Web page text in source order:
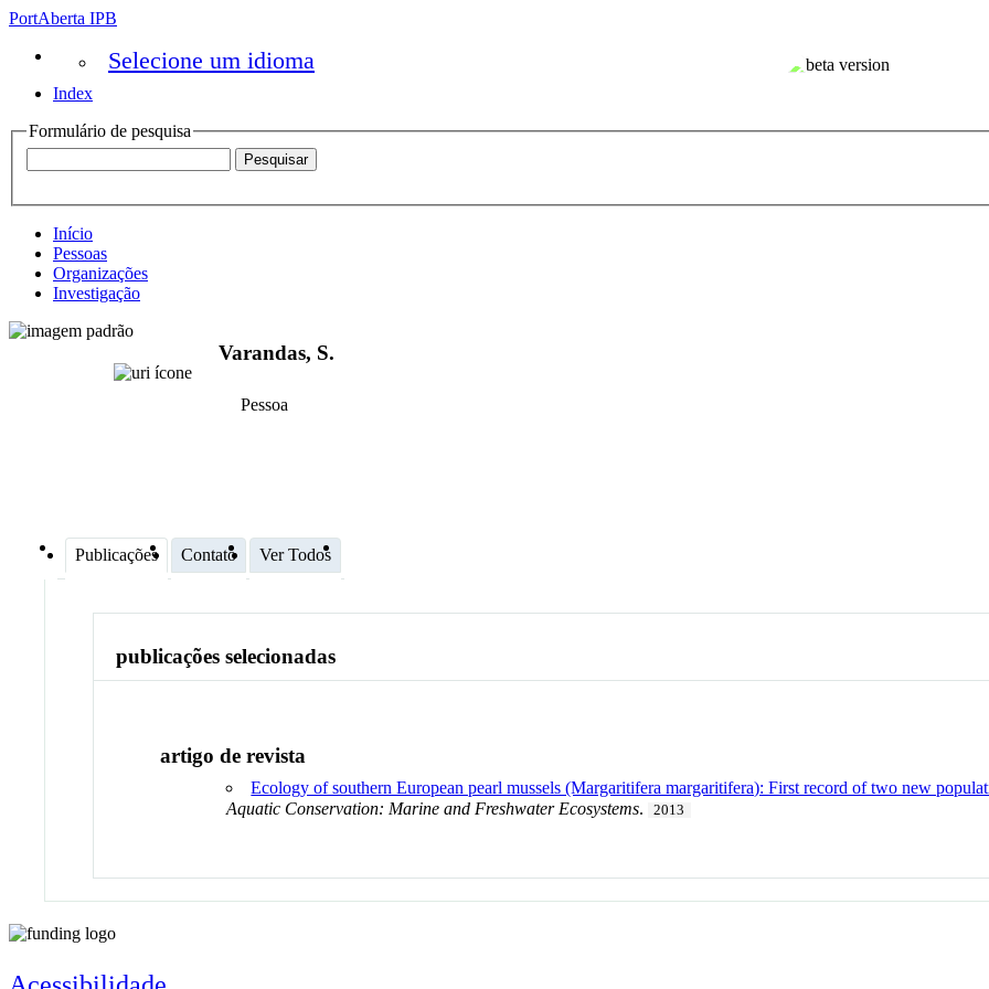
PortAberta IPB
Selecione um idioma
Index
Formulário de pesquisa
Início
Pessoas
Organizações
Investigação
Varandas, S.
Pessoa
Publicações Contato Ver Todos
publicações selecionadas
artigo de revista
Ecology of southern European pearl mussels (Margaritifera margaritifera): First record of two new
Aquatic Conservation: Marine and Freshwater Ecosystems. 2013